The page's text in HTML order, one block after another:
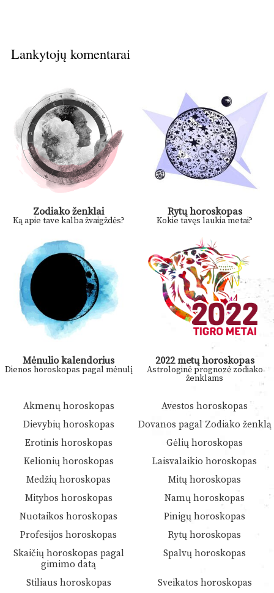
Lankytojų komentarai
Zodiako ženklai
Ką apie tave kalba žvaigždės?
Rytų horoskopas
Kokie tavęs laukia metai?
Mėnulio kalendorius
Dienos horoskopas pagal mėnulį
2022 metų horoskopas
Astrologinė prognozė zodiako
ženklams
Akmenų horoskopas
Avestos horoskopas
Dievybių horoskopas
Dovanos pagal Zodiako ženklą
Erotinis horoskopas
Gėlių horoskopas
Kelionių horoskopas
Laisvalaikio horoskopas
Medžių horoskopas
Mitų horoskopas
Mitybos horoskopas
Namų horoskopas
Nuotaikos horoskopas
Pinigų horoskopas
Profesijos horoskopas
Rytų horoskopas
Skaičių horoskopas pagal
gimimo datą
Spalvų horoskopas
Stiliaus horoskopas
Sveikatos horoskopas